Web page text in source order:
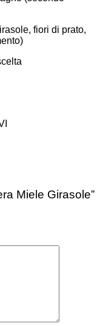
fiori di prato,
Miele Girasole”